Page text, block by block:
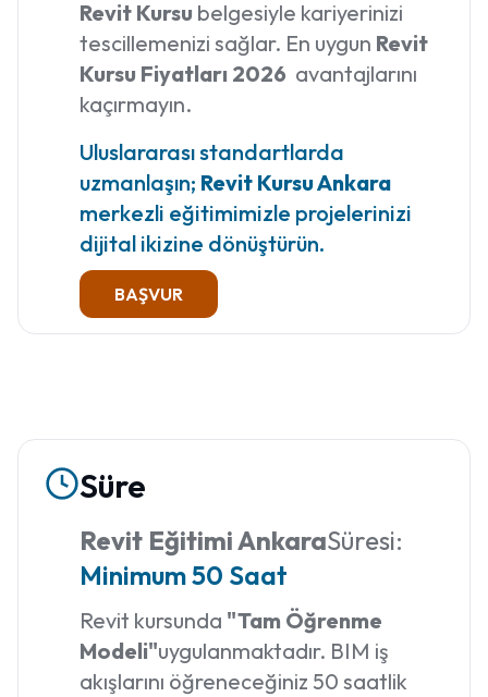
Revit Kursu belgesiyle kariyerinizi
tescillemenizi sağlar. En uygun Revit
Kursu Fiyatları 2026 avantajlarını
kaçırmayın.
Uluslararası standartlarda
uzmanlaşın; Revit Kursu Ankara
merkezli eğitimimizle projelerinizi
dijital ikizine dönüştürün.
BAŞVUR
Süre
Revit Eğitimi AnkaraSüresi:
Minimum 50 Saat
Revit kursunda "Tam Öğrenme
Modeli"uygulanmaktadır. BIM iş
akışlarını öğreneceğiniz 50 saatlik